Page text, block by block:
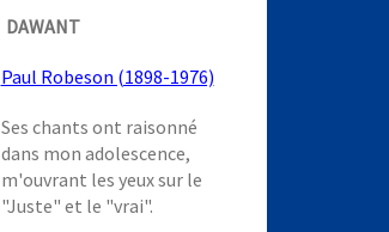
DAWANT
Paul Robeson (1898-1976)
Ses chants ont raisonné
dans mon adolescence,
m'ouvrant les yeux sur le
"Juste" et le "vrai".